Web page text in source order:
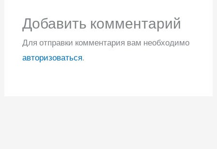
Добавить комментарий
Для отправки комментария вам необходимо
авторизоваться.